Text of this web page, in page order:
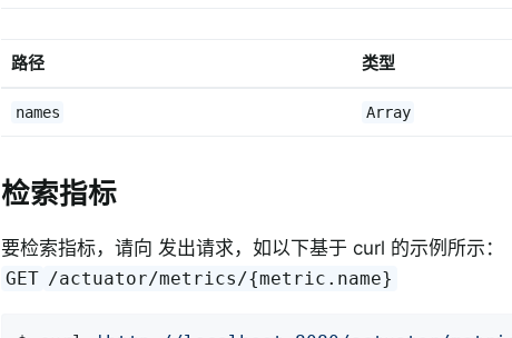
路径 类型
names Array
检索指标
要检索指标，请向 发出请求，如以下基于 curl 的示例所示：
GET /actuator/metrics/{metric.name}